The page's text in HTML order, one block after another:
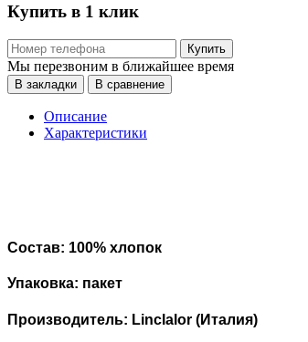
Купить в 1 клик
Купить
Мы перезвоним в ближайшее время
В закладки В сравнение
Описание
Характеристики
Состав: 100% хлопок
Упаковка: пакет
Производитель: Linclalor (Италия)